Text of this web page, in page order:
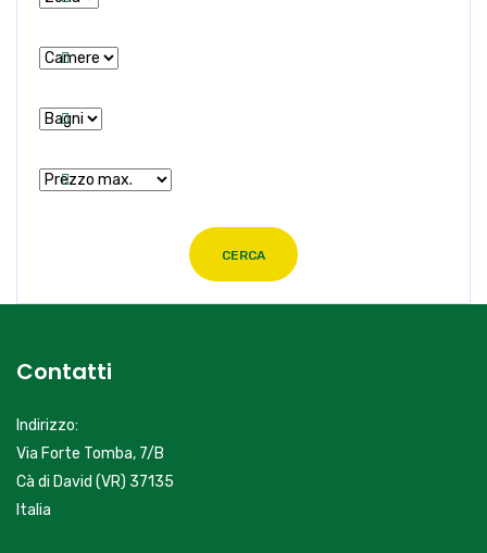
CERCA
Contatti
Indirizzo:
Via Forte Tomba, 7/B
Cà di David (VR) 37135
Italia